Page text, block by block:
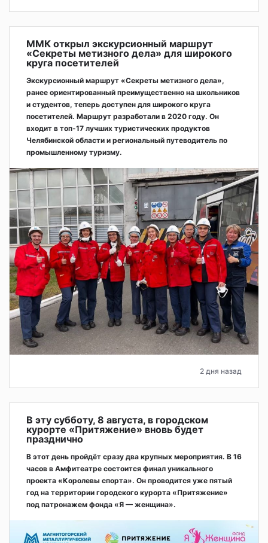
ММК открыл экскурсионный маршрут
«Секреты метизного дела» для широкого
круга посетителей
Экскурсионный маршрут «Секреты метизного дела»,
ранее ориентированный преимущественно на школьников
и студентов, теперь доступен для широкого круга
посетителей. Маршрут разработали в 2020 году. Он
входит в топ-17 лучших туристических продуктов
Челябинской области и региональный путеводитель по
промышленному туризму.
2 дня назад
В эту субботу, 8 августа, в городском
курорте «Притяжение» вновь будет
празднично
В этот день пройдёт сразу два крупных мероприятия. В 16
часов в Амфитеатре состоится финал уникального
проекта «Королевы спорта». Он проводится уже пятый
год на территории городского курорта «Притяжение»
под патронажем фонда «Я — женщина».